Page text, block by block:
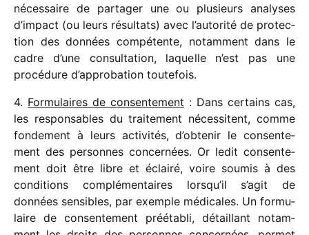
néces­saire de parta­ger une ou plusieurs analyses
d’impact (ou leurs résul­tats) avec l’autorité de protec­
tion des données compé­tente, notam­ment dans le
cadre d’une consul­ta­tion, laquelle n’est pas une
procé­dure d’approbation toutefois.
4. Formulaires de consen­te­ment : Dans certains cas,
les respon­sables du trai­te­ment néces­sitent, comme
fonde­ment à leurs acti­vi­tés, d’obtenir le consen­te­
ment des personnes concer­nées. Or ledit consen­te­
ment doit être libre et éclairé, voire soumis à des
condi­tions complé­men­taires lorsqu’il s’agit de
données sensibles, par exemple médi­cales. Un formu­
laire de consen­te­ment prééta­bli, détaillant notam­